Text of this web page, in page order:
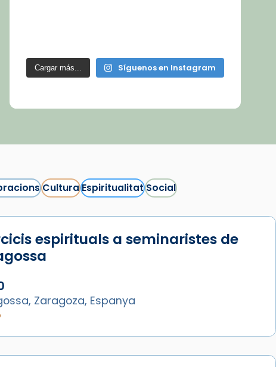
Cargar más... Síguenos en Instagram
CulturaEspiritualitatSocial
espirituals a seminaristes de
Zaragoza, Espanya